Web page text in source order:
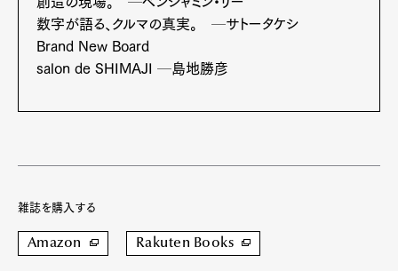
数字が語る、クルマの真実。 ─サトータケシ
Brand New Board
salon de SHIMAJI ─島地勝彦
雑誌を購入する
Amazon Rakuten Books